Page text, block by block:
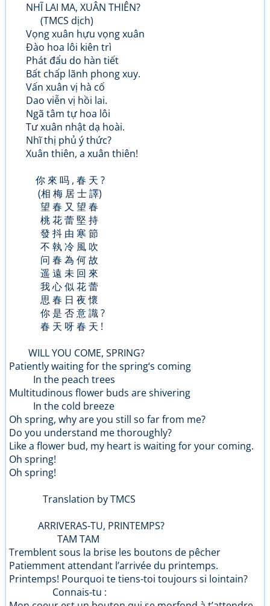
NHĨ LAI MA, XUÂN THIÊN?
(TMCS dịch)
Vọng xuân hựu vọng xuân
Đào hoa lôi kiên trì
Phát đẩu do hàn tiết
Bất chấp lãnh phong xuy.
Vấn xuân vị hà cố
Dao viễn vị hồi lai.
Ngã tâm tự hoa lôi
Tư xuân nhật dạ hoài.
Nhĩ thị phủ ý thức?
Xuân thiên, a xuân thiên!
你 來 吗 , 春 天 ?
(相 梅 居 士 譯)
望 春 又 望 春
桃 花 蕾 堅 持
發 抖 由 寒 節
不 執 冷 風 吹
问 春 為 何 故
遥 遠 未 回 來
我 心 似 花 蕾
思 春 日 夜 懷
你 是 否 意 識 ?
春 天 呀 春 天 !
WILL YOU COME, SPRING?
Patiently waiting for the spring‘s coming
In the peach trees
Multitudinous flower buds are shivering
In the cold breeze
Oh spring, why are you still so far from me?
Do you understand me thoroughly?
Like a flower bud, my heart is waiting for your coming.
Oh spring!
Oh spring!
Translation by TMCS
ARRIVERAS-TU, PRINTEMPS?
TAM TAM
Tremblent sous la brise les boutons de pêcher
Patiemment attendant l’arrivée du printemps.
Printemps! Pourquoi te tiens-toi toujours si lointain?
Connais-tu :